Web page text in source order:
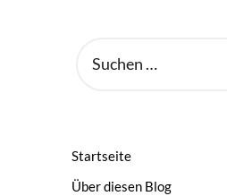
NACH:
Startseite
Über diesen Blog